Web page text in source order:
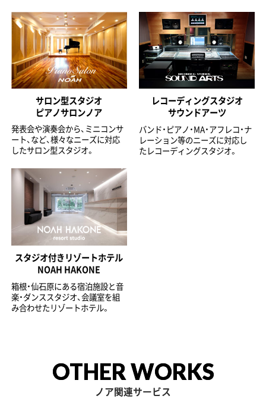
サロン型スタジオ
ピアノサロンノア
発表会や演奏会から、ミニコンサ
ート、など、様々なニーズに対応
したサロン型スタジオ。
レコーディングスタジオ
サウンドアーツ
バンド・ピアノ・MA・アフレコ・ナ
レーション等のニーズに対応し
たレコーディングスタジオ。
スタジオ付きリゾートホテル
NOAH HAKONE
箱根・仙石原にある宿泊施設と音
楽・ダンススタジオ、会議室を組
み合わせたリゾートホテル。
OTHER WORKS
ノア関連サービス